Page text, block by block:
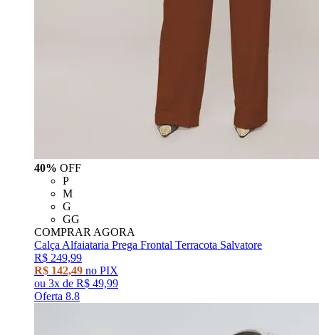
40% OFF
P
M
G
GG
COMPRAR AGORA
Calça Alfaiataria Prega Frontal Terracota Salvatore
R$ 249,99
R$ 142,49 no PIX
ou 3x de R$ 49,99
Oferta 8.8